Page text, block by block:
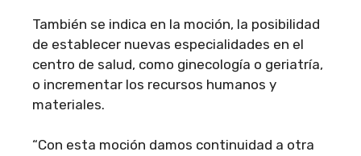
También se indica en la moción, la posibilidad
de establecer nuevas especialidades en el
centro de salud, como ginecología o geriatría,
o incrementar los recursos humanos y
materiales.
“Con esta moción damos continuidad a otra